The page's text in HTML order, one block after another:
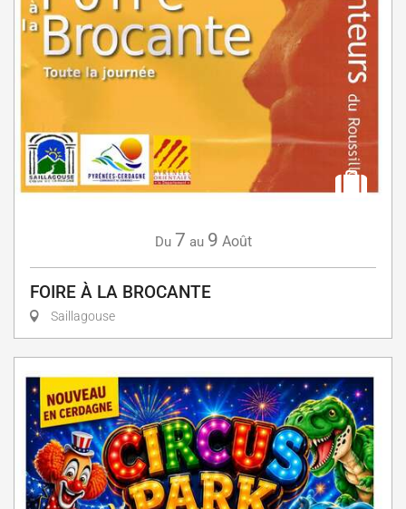
Du 7 au 9 Août
FOIRE À LA BROCANTE
Saillagouse